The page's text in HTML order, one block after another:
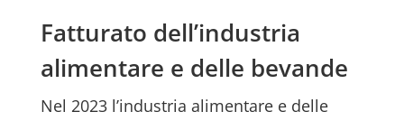
Fatturato dell’industria
alimentare e delle bevande
Nel 2023 l’industria alimentare e delle